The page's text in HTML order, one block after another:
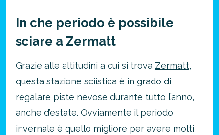
In che periodo è possibile
sciare a Zermatt
Grazie alle altitudini a cui si trova Zermatt,
questa stazione sciistica è in grado di
regalare piste nevose durante tutto l’anno,
anche d’estate. Ovviamente il periodo
invernale è quello migliore per avere molti